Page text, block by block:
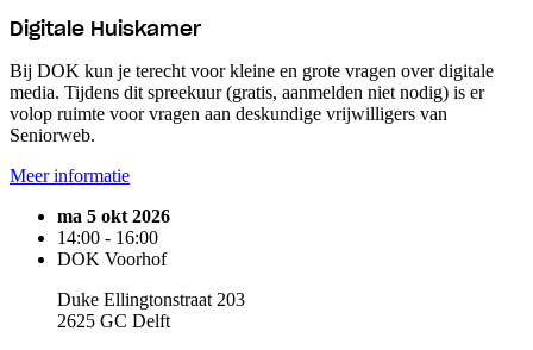
Digitale Huiskamer
Bij DOK kun je terecht voor kleine en grote vragen over digitale
media. Tijdens dit spreekuur (gratis, aanmelden niet nodig) is er
volop ruimte voor vragen aan deskundige vrijwilligers van
Seniorweb.
Meer informatie
ma 5 okt 2026
14:00 - 16:00
DOK Voorhof
Duke Ellingtonstraat 203
2625 GC Delft